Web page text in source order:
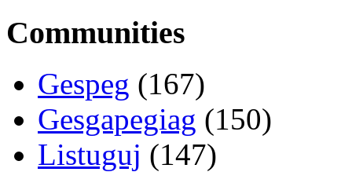
Communities
Gespeg (167)
Gesgapegiag (150)
Listuguj (147)